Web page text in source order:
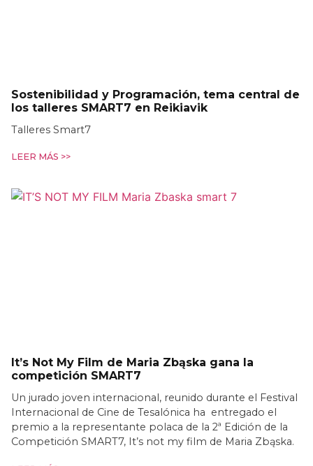
Sostenibilidad y Programación, tema central de
los talleres SMART7 en Reikiavik
Talleres Smart7
LEER MÁS >>
It’s Not My Film de Maria Zbąska gana la
competición SMART7
Un jurado joven internacional, reunido durante el Festival
Internacional de Cine de Tesalónica ha entregado el
premio a la representante polaca de la 2ª Edición de la
Competición SMART7, It’s not my film de Maria Zbąska.